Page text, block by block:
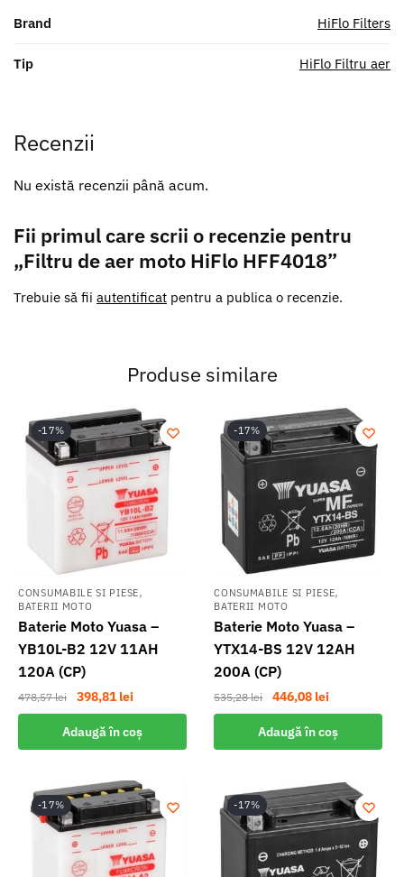
Brand HiFlo Filters
Tip HiFlo Filtru aer
Recenzii
Nu există recenzii până acum.
Fii primul care scrii o recenzie pentru
„Filtru de aer moto HiFlo HFF4018”
Trebuie să fii autentificat pentru a publica o recenzie.
Produse similare
-17%
CONSUMABILE SI PIESE,
BATERII MOTO
Baterie Moto Yuasa –
YB10L-B2 12V 11AH
120A (CP)
478,57lei
Prețul
inițial
a
fost:
398,81leiPrețul
curent
este:
398,81 lei.
Adaugă în coș
-17%
CONSUMABILE SI PIESE,
BATERII MOTO
Baterie Moto Yuasa –
YTX14-BS 12V 12AH
200A (CP)
535,28lei
Prețul
inițial
a
fost:
446,08 leiPrețul
curent
este:
446,08 lei.
Adaugă în coș
-17% -17%